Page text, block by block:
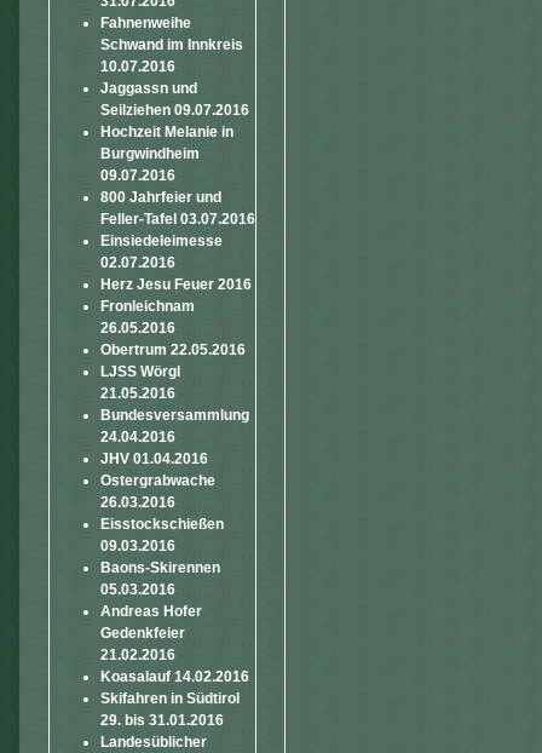
Fahnenweihe
Schwand im Innkreis
10.07.2016
Jaggassn und
Seilziehen 09.07.2016
Hochzeit Melanie in
Burgwindheim
09.07.2016
800 Jahrfeier und
Feller-Tafel 03.07.2016
Einsiedeleimesse
02.07.2016
Herz Jesu Feuer 2016
Fronleichnam
26.05.2016
Obertrum 22.05.2016
LJSS Wörgl
21.05.2016
Bundesversammlung
24.04.2016
JHV 01.04.2016
Ostergrabwache
26.03.2016
Eisstockschießen
09.03.2016
Baons-Skirennen
05.03.2016
Andreas Hofer
Gedenkfeier
21.02.2016
Koasalauf 14.02.2016
Skifahren in Südtirol
29. bis 31.01.2016
Landesüblicher